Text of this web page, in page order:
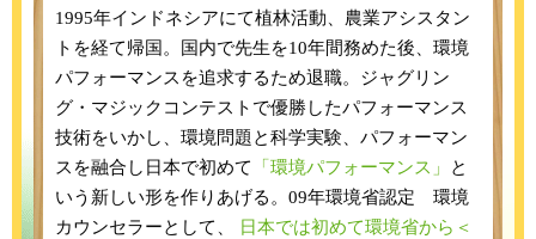
1995年インドネシアにて植林活動、農業アシスタン
トを経て帰国。国内で先生を10年間務めた後、環境
パフォーマンスを追求するため退職。ジャグリン
グ・マジックコンテストで優勝したパフォーマンス
技術をいかし、環境問題と科学実験、パフォーマン
スを融合し日本で初めて
「環境パフォーマンス」
と
いう新しい形を作りあげる。09年環境省認定 環境
カウンセラーとして、
日本では初めて環境省から＜